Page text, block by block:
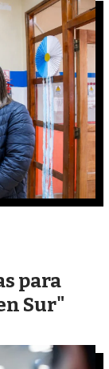
para
Sur"